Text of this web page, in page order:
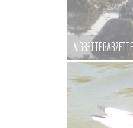
AIGRETTE GARZETTE